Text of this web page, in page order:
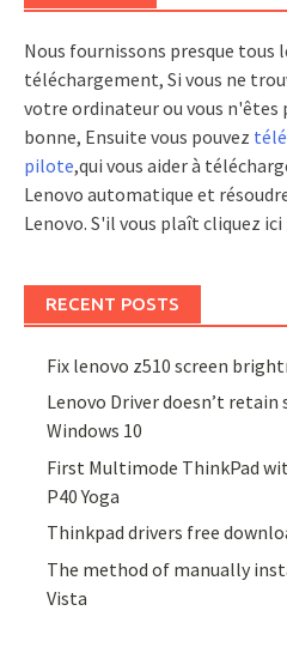
Nous fournissons presque tous
téléchargement, Si vous ne
votre ordinateur ou vous n'êtes
bonne, Ensuite vous pouvez
pilote,qui vous aider à
Lenovo automatique et
Lenovo. S'il vous plaît cliquez
RECENT POSTS
Fix lenovo z510 screen
Lenovo Driver doesn’t
Windows 10
First Multimode ThinkPad
P40 Yoga
Thinkpad drivers free
The method of manually
Vista